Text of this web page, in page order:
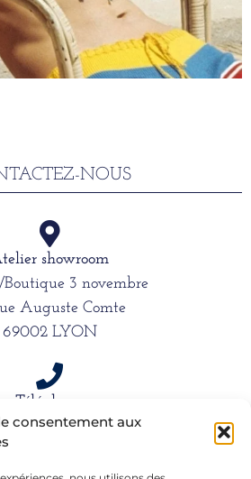
consentement aux
NOUS
showroom
3 novembre
Auguste Comte
69002 LYON
Téléphone
06 15 61 39 66